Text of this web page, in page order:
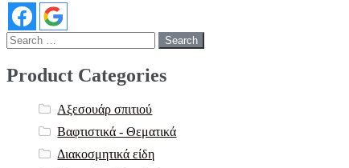
Search
for:
Product Categories
Αξεσουάρ σπιτιού
Βαφτιστικά - Θεματικά
Διακοσμητικά είδη